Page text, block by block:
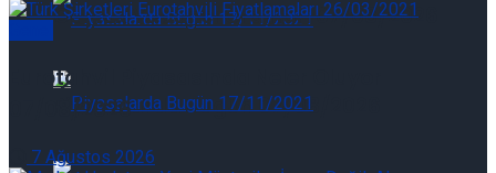
Piyasalarda Bugün 07/08/2026
Günlük Yabancı Oranları 07/08/2026
Eurotahvil Piyasasında Neler Oluyor
07/08/2026
7 Ağustos 2026